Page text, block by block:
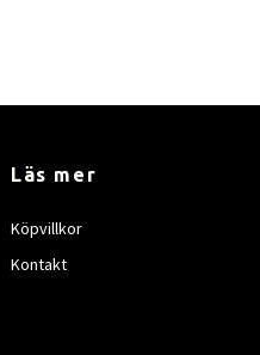
Läs mer
Köpvillkor
Kontakt